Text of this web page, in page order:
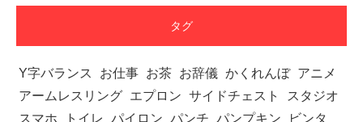
タグ
Y字バランス お仕事 お茶 お辞儀 かくれんぼ アニメ
アームレスリング エプロン サイドチェスト
スタジオ
スマホ
トイレ パイロン パンチ パンプキン ビンタ